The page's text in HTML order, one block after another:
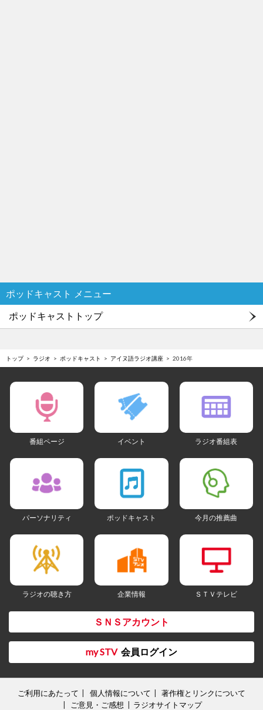
ポッドキャスト メニュー
ポッドキャストトップ
トップ ラジオ ポッドキャスト アイヌ語ラジオ講座 2016年
番組ページ イベント ラジオ番組表
パーソナリティ ポッドキャスト 今月の推薦曲
ラジオの聴き方 企業情報 ＳＴＶテレビ
ＳＮＳアカウント
my STV 会員ログイン
ご利用にあたって 個人情報について
著作権とリンクについて
ご意見・ご感想
ラジオサイトマップ